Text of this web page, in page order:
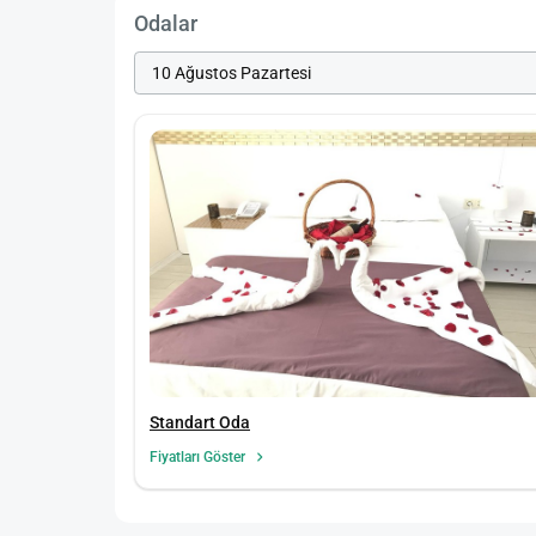
Odalar
Standart Oda
Fiyatları Göster